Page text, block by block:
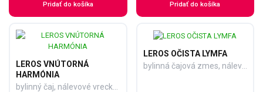
Pridať do košíka Pridať do košíka
LEROS VNÚTORNÁ
HARMÓNIA
LEROS OČISTA LYMFA
bylinná čajová zmes, nálevové vrecká 20x1,5 g (30 g)